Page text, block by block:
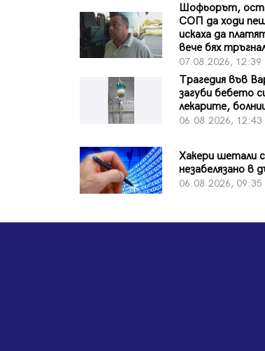
Шофьорът,
СОП да ходи
искаха да
вече бях
07.08.2026,
Трагедия във
загуби бебето
лекарите,
06.08.2026,
Хакери шетали
незабелязано в
06.08.2026,